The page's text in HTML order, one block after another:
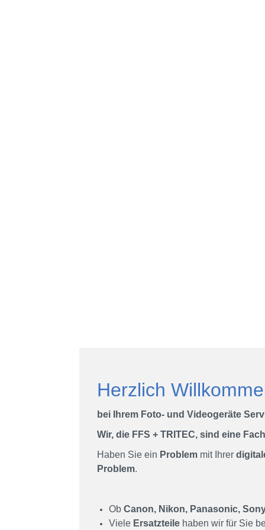
Digitalkameras u.
Objektive Camcorder
Herzlich
bei Ihrem Foto-
Wir, die FFS + TRITEC, sind eine
Haben Sie ein Problem mit Ihrer
Problem.
ObCanon, Nikon, Panasonic,
Viele Ersatzteile haben wir für Sie